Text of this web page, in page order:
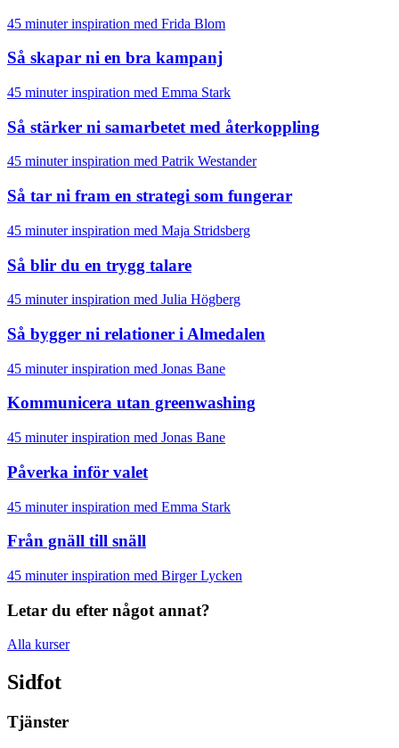
45 minuter inspiration med Frida Blom
Så skapar ni en bra kampanj
45 minuter inspiration med Emma Stark
Så stärker ni samarbetet med återkoppling
45 minuter inspiration med Patrik Westander
Så tar ni fram en strategi som fungerar
45 minuter inspiration med Maja Stridsberg
Så blir du en trygg talare
45 minuter inspiration med Julia Högberg
Så bygger ni relationer i Almedalen
45 minuter inspiration med Jonas Bane
Kommunicera utan greenwashing
45 minuter inspiration med Jonas Bane
Påverka inför valet
45 minuter inspiration med Emma Stark
Från gnäll till snäll
45 minuter inspiration med Birger Lycken
Letar du efter något annat?
Alla kurser
Sidfot
Tjänster